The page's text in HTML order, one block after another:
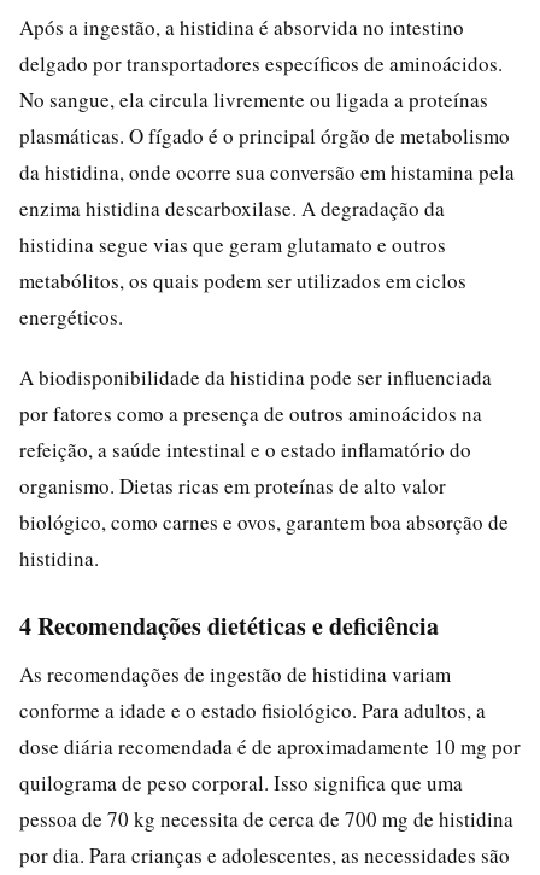
Após a ingestão, a histidina é absorvida no intestino
delgado por transportadores específicos de aminoácidos.
No sangue, ela circula livremente ou ligada a proteínas
plasmáticas. O fígado é o principal órgão de metabolismo
da histidina, onde ocorre sua conversão em histamina pela
enzima histidina descarboxilase. A degradação da
histidina segue vias que geram glutamato e outros
metabólitos, os quais podem ser utilizados em ciclos
energéticos.
A biodisponibilidade da histidina pode ser influenciada
por fatores como a presença de outros aminoácidos na
refeição, a saúde intestinal e o estado inflamatório do
organismo. Dietas ricas em proteínas de alto valor
biológico, como carnes e ovos, garantem boa absorção de
histidina.
4 Recomendações dietéticas e deficiência
As recomendações de ingestão de histidina variam
conforme a idade e o estado fisiológico. Para adultos, a
dose diária recomendada é de aproximadamente 10 mg por
quilograma de peso corporal. Isso significa que uma
pessoa de 70 kg necessita de cerca de 700 mg de histidina
por dia. Para crianças e adolescentes, as necessidades são